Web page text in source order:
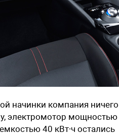
начинки компания ничего
электромотор мощностью
40 кВт∙ч остались